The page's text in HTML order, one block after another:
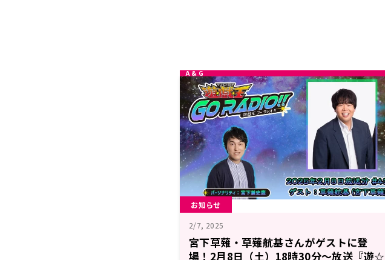
お知らせ
2/7, 2025
宮下草薙・草薙航基さんがゲストに登
場！2月8日（土）18時30分～放送『遊☆